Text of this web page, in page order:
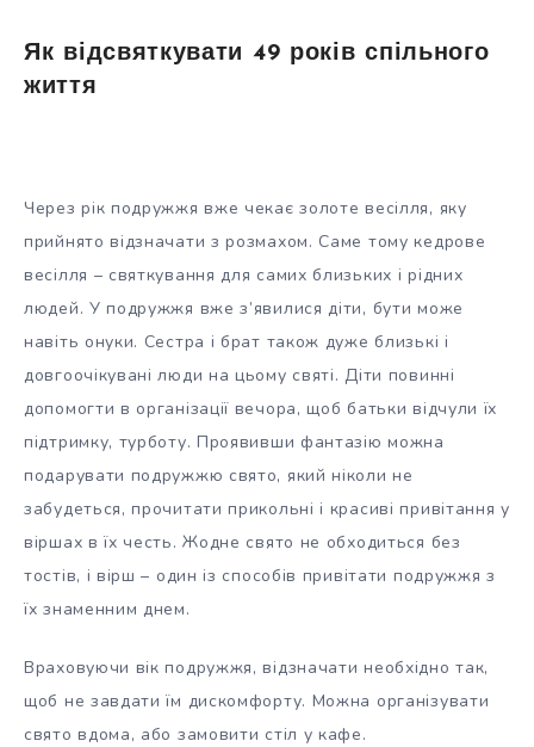
Як відсвяткувати 49 років спільного
життя
Через рік подружжя вже чекає золоте весілля, яку
прийнято відзначати з розмахом. Саме тому кедрове
весілля – святкування для самих близьких і рідних
людей. У подружжя вже з’явилися діти, бути може
навіть онуки. Сестра і брат також дуже близькі і
довгоочікувані люди на цьому святі. Діти повинні
допомогти в організації вечора, щоб батьки відчули їх
підтримку, турботу. Проявивши фантазію можна
подарувати подружжю свято, який ніколи не
забудеться, прочитати прикольні і красиві привітання у
віршах в їх честь. Жодне свято не обходиться без
тостів, і вірш – один із способів привітати подружжя з
їх знаменним днем.
Враховуючи вік подружжя, відзначати необхідно так,
щоб не завдати їм дискомфорту. Можна організувати
свято вдома, або замовити стіл у кафе.